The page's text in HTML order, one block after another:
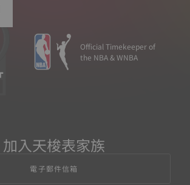
Official Timekeeper of
the NBA & WNBA
加入天梭表家族
電子郵件信箱